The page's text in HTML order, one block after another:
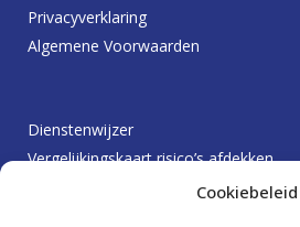
Cookiebeleid
Privacyverklaring
Algemene Voorwaarden
Dienstenwijzer
Vergelijkingskaart risico’s afdekken
Protocol betalingsachterstanden